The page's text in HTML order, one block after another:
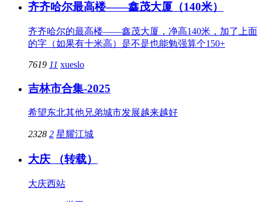
齐齐哈尔最高楼——鑫茂大厦（140米）
齐齐哈尔的最高楼——鑫茂大厦，净高140米，加了上面
的字（如果有十米高）是不是也能勉强算个150+
7619 11 xueslo
吉林市合集-2025
希望东北其他兄弟城市发展越来越好
2328 2 星耀江城
大庆 （转载）
大庆西站